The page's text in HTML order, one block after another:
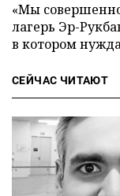
«Мы
лагерь Эр-
в котором
СЕЙЧАС ЧИТАЮТ